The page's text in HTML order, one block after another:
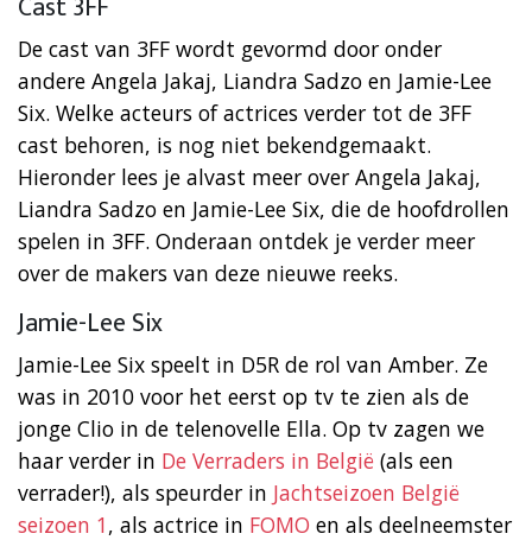
De cast van 3FF wordt gevormd door onder
andere Angela Jakaj, Liandra Sadzo en Jamie-Lee
Six. Welke acteurs of actrices verder tot de 3FF
cast behoren, is nog niet bekendgemaakt.
Hieronder lees je alvast meer over Angela Jakaj,
Liandra Sadzo en Jamie-Lee Six, die de hoofdrollen
spelen in 3FF. Onderaan ontdek je verder meer
over de makers van deze nieuwe reeks.
Jamie-Lee Six
Jamie-Lee Six speelt in D5R de rol van Amber. Ze
was in 2010 voor het eerst op tv te zien als de
jonge Clio in de telenovelle Ella. Op tv zagen we
haar verder in De Verraders in België (als een
verrader!), als speurder in Jachtseizoen België
seizoen 1, als actrice in FOMO en als deelneemster